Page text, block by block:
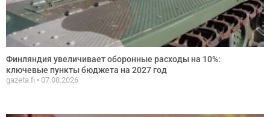
Финляндия увеличивает оборонные расходы на 10%:
ключевые пункты бюджета на 2027 год
gazeta.fi 07.08.2026